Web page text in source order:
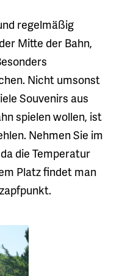
regelmäßig
Mitte der Bahn,
Nicht umsonst
Souvenirs aus
spielen wollen, ist
Nehmen Sie im
die Temperatur
Platz findet man